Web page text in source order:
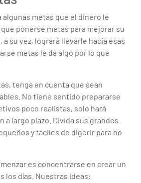
metas que el dinero le
ponerse metas para mejorar su
su vez, logrará llevarle hacia esas
metas le da algo por lo que
tenga en cuenta que sean
No tiene sentido prepararse
poco realistas, solo hará
a largo plazo. Divida sus grandes
y fáciles de digerir para no
es concentrarse en crear un
los días. Nuestras ideas: